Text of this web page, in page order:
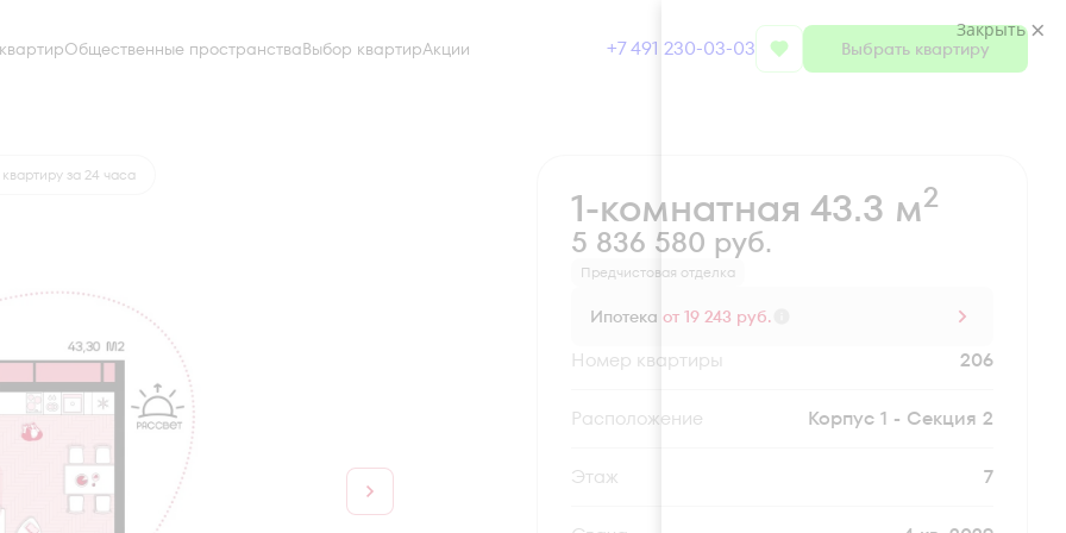
Общественные пространстваВыбор квартирАкции +7 491 230-03-03 Выбрать квартиру
от 19 243 руб. Забронировать
за 24 часа
1-комнатная 43.3 м2
5 836 580 руб.
Предчистовая отделка
Ипотека от 19 243 руб.
Номер квартиры 206
Секция Корпус 1 - Секция 2
Этаж 7
Закрыть